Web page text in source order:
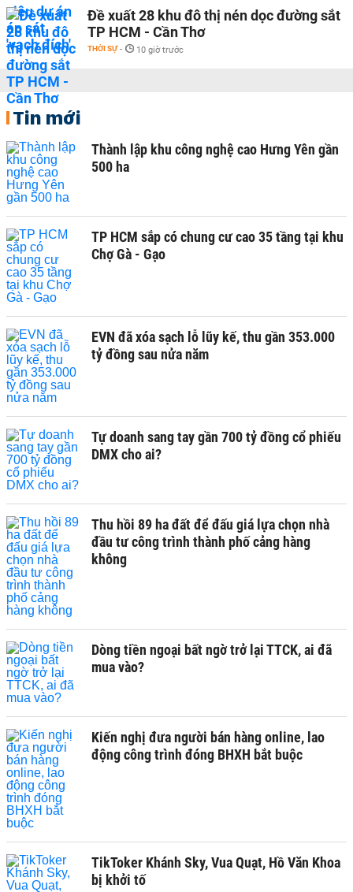
Đề xuất 28 khu đô thị nén dọc đường sắt
TP HCM - Cần Thơ
THỜI SỰ - 10 giờ trước
Tin mới
Thành lập khu công nghệ cao Hưng Yên gần
500 ha
TP HCM sắp có chung cư cao 35 tầng tại khu
Chợ Gà - Gạo
EVN đã xóa sạch lỗ lũy kế, thu gần 353.000
tỷ đồng sau nửa năm
Tự doanh sang tay gần 700 tỷ đồng cổ phiếu
DMX cho ai?
Thu hồi 89 ha đất để đấu giá lựa chọn nhà
đầu tư công trình thành phố cảng hàng
không
Dòng tiền ngoại bất ngờ trở lại TTCK, ai đã
mua vào?
Kiến nghị đưa người bán hàng online, lao
động công trình đóng BHXH bắt buộc
TikToker Khánh Sky, Vua Quạt, Hồ Văn Khoa
bị khởi tố